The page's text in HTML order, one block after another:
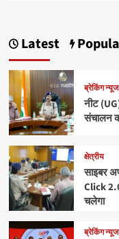
Latest
ब्रेकिंग न्यूज
नीट (UG)
संचालन
क्षेत्रीय
साइबर
Click
चलेगा
ब्रेकिंग न्यूज